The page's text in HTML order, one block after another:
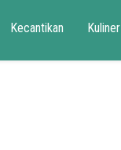
Kecantikan Kuliner